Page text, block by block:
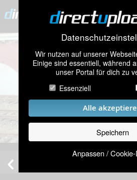
Wir nutzen auf unserer
Einige sind essentiell, während
unser Portal für dich zu
Essenziell
Alle
Speichern
Anpassen /